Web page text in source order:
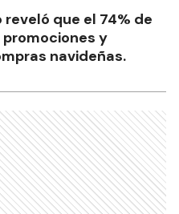
que el 74% de
y
navideñas.